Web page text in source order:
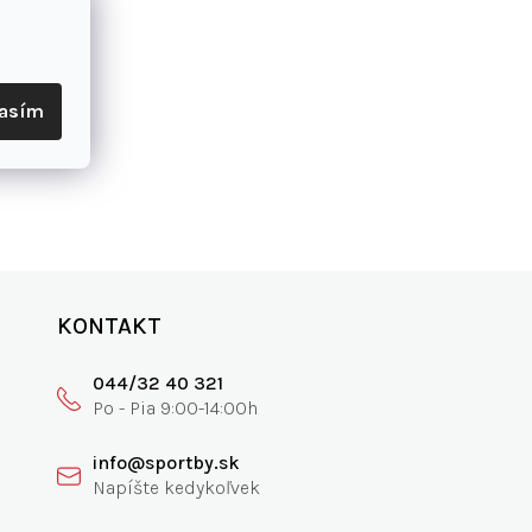
KONTAKT
044/32 40 321
info@sportby.sk